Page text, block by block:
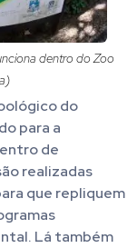
dentro do Zoo
do
para a
de
realizadas
que repliquem
Lá também